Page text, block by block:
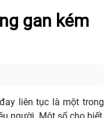
gan kém
liên tục là một trong